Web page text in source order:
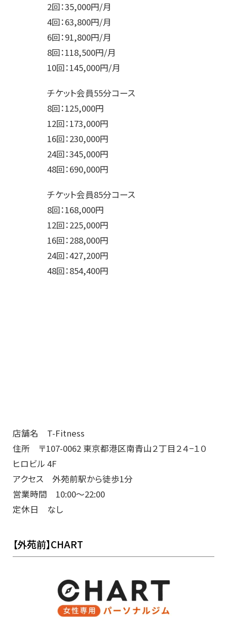
2回：35,000円/月
4回：63,800円/月
6回：91,800円/月
8回：118,500円/月
10回：145,000円/月
チケット会員55分コース
8回：125,000円
12回：173,000円
16回：230,000円
24回：345,000円
48回：690,000円
チケット会員85分コース
8回：168,000円
12回：225,000円
16回：288,000円
24回：427,200円
48回：854,400円
店舗名 T-Fitness
住所 〒107-0062 東京都港区南青山２丁目２４−１０
ヒロビル 4F
アクセス 外苑前駅から徒歩1分
営業時間 10:00～22:00
定休日 なし
【外苑前】CHART